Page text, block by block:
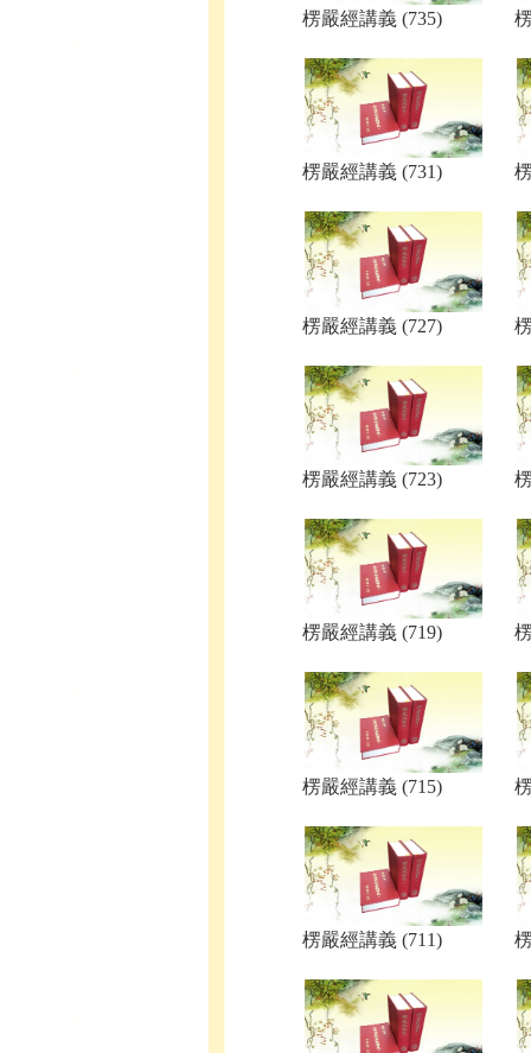
楞嚴經講義 (735)
楞嚴經講義 (731)
楞嚴經講義 (727)
楞嚴經講義 (723)
楞嚴經講義 (719)
楞嚴經講義 (715)
楞嚴經講義 (711)